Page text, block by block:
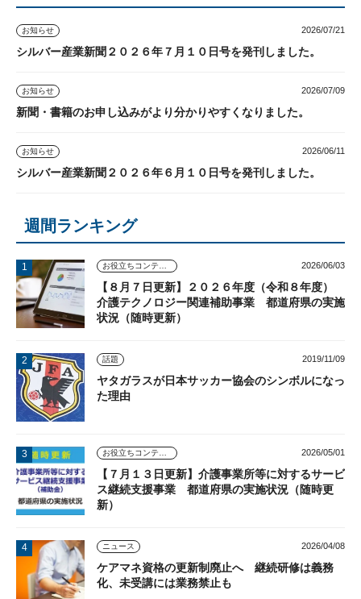
お知らせ 2026/07/21
シルバー産業新聞２０２６年７月１０日号を発刊しました。
お知らせ 2026/07/09
新聞・書籍のお申し込みがより分かりやすくなりました。
お知らせ 2026/06/11
シルバー産業新聞２０２６年６月１０日号を発刊しました。
週間ランキング
2026/06/03
【８月７日更新】２０２６年度（令和８年度）
介護テクノロジー関連補助事業 都道府県の実施
状況（随時更新）
話題 2019/11/09
ヤタガラスが日本サッカー協会のシンボルになっ
た理由
2026/05/01
【７月１３日更新】介護事業所等に対するサービ
ス継続支援事業 都道府県の実施状況（随時更
新）
ニュース 2026/04/08
ケアマネ資格の更新制廃止へ 継続研修は義務
化、未受講には業務禁止も